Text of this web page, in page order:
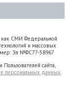
как СМИ Федеральной
и массовых
Эл №ФС77-58967
сайта,
персональных данных